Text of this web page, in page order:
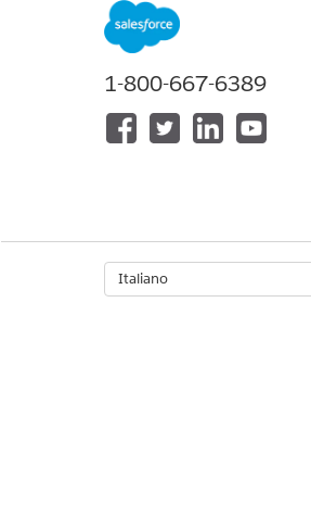
1-800-667-6389
Italiano